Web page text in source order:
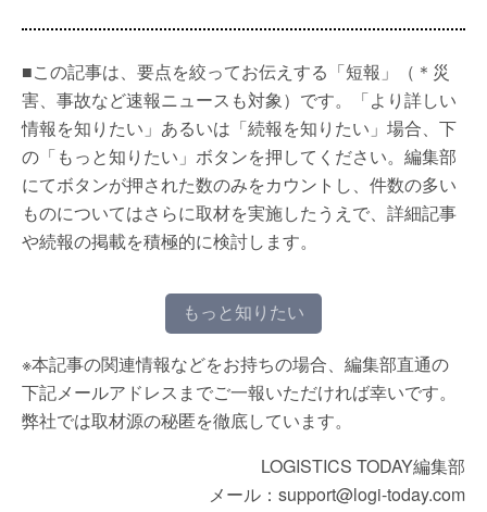
■この記事は、要点を絞ってお伝えする「短報」（＊災
害、事故など速報ニュースも対象）です。「より詳しい
情報を知りたい」あるいは「続報を知りたい」場合、下
の「もっと知りたい」ボタンを押してください。編集部
にてボタンが押された数のみをカウントし、件数の多い
ものについてはさらに取材を実施したうえで、詳細記事
や続報の掲載を積極的に検討します。
もっと知りたい
※本記事の関連情報などをお持ちの場合、編集部直通の
下記メールアドレスまでご一報いただければ幸いです。
弊社では取材源の秘匿を徹底しています。
LOGISTICS TODAY編集部
メール：support@logi-today.com